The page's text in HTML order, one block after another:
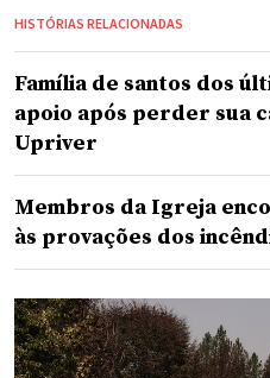
HISTÓRIAS RELACIONADAS
Família de santos dos
apoio após perder sua
Upriver
Membros da Igreja
às provações dos